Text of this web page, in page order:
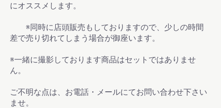
にオススメします。
※同時に店頭販売もしておりますので、少しの時間
差で売り切れてしまう場合が御座います。
※一緒に撮影しております商品はセットではありませ
ん。
ご不明な点は、お電話・メールにてお問い合わせ下さい
ませ。